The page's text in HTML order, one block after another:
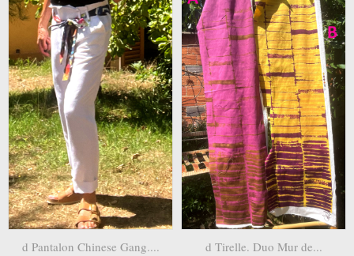
d Pantalon Chinese Gang.... d Tirelle. Duo Mur de...